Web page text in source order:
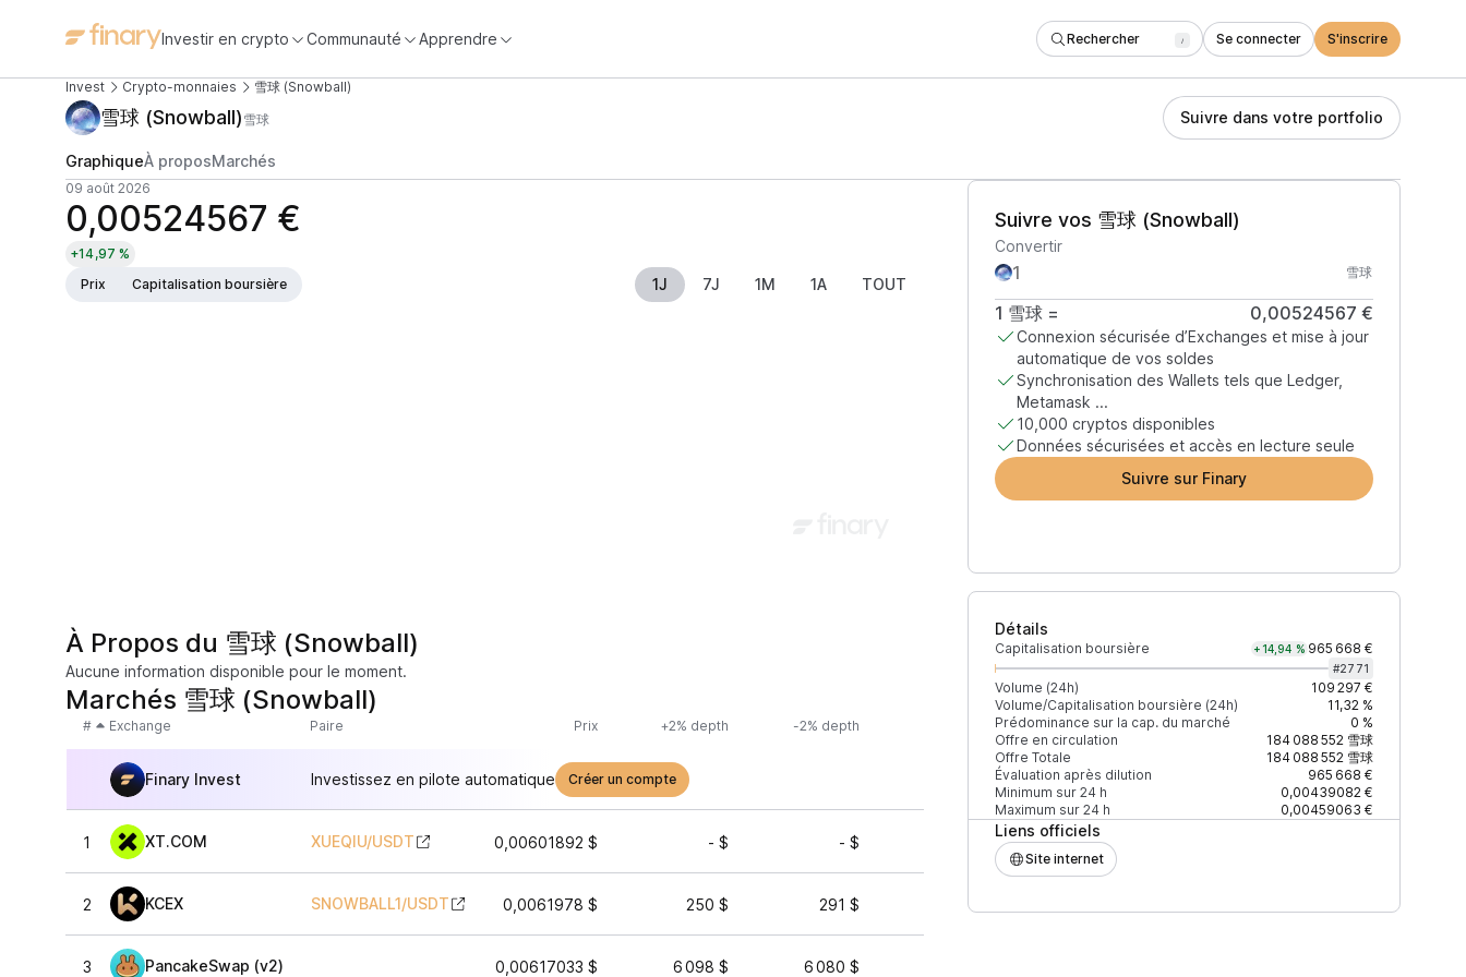
Investir en crypto Communauté Apprendre Rechercher / Se connecter S'inscrire
Invest Crypto-monnaies 雪球 (Snowball)
雪球 (Snowball) 雪球 Suivre dans votre portfolio
GraphiqueÀ proposMarchés
09 août 2026
0,00524567 €
+14,97 %
Prix
Capitalisation boursière 1J 7J 1M 1A TOUT
Suivre vos 雪球 (Snowball)
Convertir
雪球
1 雪球= 0,00524567 €
Connexion sécurisée d’Exchanges et mise à jour
automatique de vos soldes
Synchronisation des Wallets tels que Ledger,
Metamask ...
10,000 cryptos disponibles
Données sécurisées et accès en lecture seule
Suivre sur Finary
Détails
Capitalisation boursière +14,94 % 965 668 €
#2771
Volume (24h)
109 297 €
Volume/Capitalisation boursière (24h)
11,32 %
Prédominance sur la cap. du marché
0 %
Offre en circulation
184 088 552雪球
Offre Totale
184 088 552雪球
Évaluation après dilution
965 668 €
Minimum sur 24 h
0,00439082 €
Maximum sur 24 h
0,00459063 €
Liens officiels
Site internet
À Propos du 雪球 (Snowball)
Aucune information disponible pour le moment.
Marchés 雪球 (Snowball)
# Exchange Paire Prix +2% depth -2% depth Volume (24h) % du volume Confiance Mis à jour
Finary Invest Investissez en pilote automatique Créer un compte
1 XT.COM XUEQIU/USDT 0,00601892 $ - $ - $ 95 598 $ 75,68 %
2 KCEX SNOWBALL1/USDT 0,0061978 $ 250 $ 291 $ 30 716 $ Récemment
3 PancakeSwap (v2) 0,00617033 $ 6 098 $ 6 080 $